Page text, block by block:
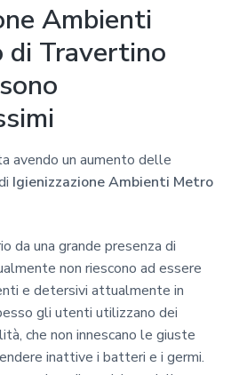
Ambienti
di Travertino
avendo un aumento delle
Igienizzazione Ambienti Metro
da una grande presenza di
non riescono ad essere
e detersivi attualmente in
gli utenti utilizzano dei
che non innescano le giuste
inattive i batteri e i germi.